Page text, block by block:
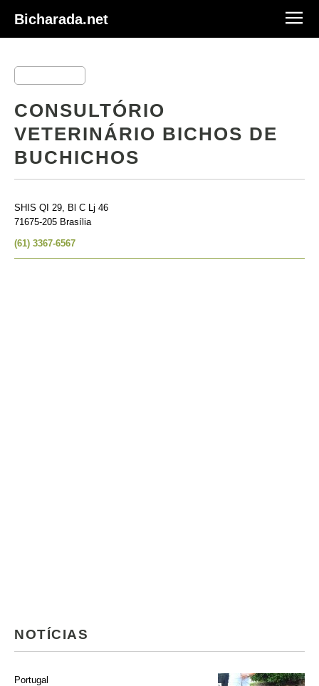
Bicharada.net
CONSULTÓRIO
VETERINÁRIO BICHOS DE
BUCHICHOS
SHIS QI 29, Bl C Lj 46
71675-205 Brasília
(61) 3367-6567
NOTÍCIAS
Portugal